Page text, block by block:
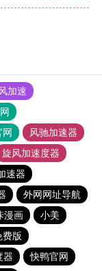
加速
网
风驰加速器
旋风加速度器
速器
外网网址导航
漫画
小美
费版
器
快鸭官网